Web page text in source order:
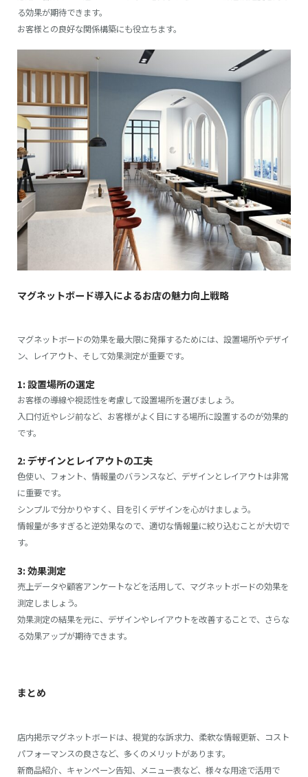
る効果が期待できます。
お客様との良好な関係構築にも役立ちます。
マグネットボード導入によるお店の魅力向上戦略
マグネットボードの効果を最大限に発揮するためには、設置場所やデザイ
ン、レイアウト、そして効果測定が重要です。
1: 設置場所の選定
お客様の導線や視認性を考慮して設置場所を選びましょう。
入口付近やレジ前など、お客様がよく目にする場所に設置するのが効果的
です。
2: デザインとレイアウトの工夫
色使い、フォント、情報量のバランスなど、デザインとレイアウトは非常
に重要です。
シンプルで分かりやすく、目を引くデザインを心がけましょう。
情報量が多すぎると逆効果なので、適切な情報量に絞り込むことが大切で
す。
3: 効果測定
売上データや顧客アンケートなどを活用して、マグネットボードの効果を
測定しましょう。
効果測定の結果を元に、デザインやレイアウトを改善することで、さらな
る効果アップが期待できます。
まとめ
店内掲示マグネットボードは、視覚的な訴求力、柔軟な情報更新、コスト
パフォーマンスの良さなど、多くのメリットがあります。
新商品紹介、キャンペーン告知、メニュー表など、様々な用途で活用で